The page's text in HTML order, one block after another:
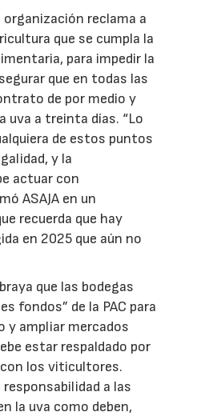
reclama a
que se cumpla la
para impedir la
que en todas las
de por medio y
uva a treinta días. “Lo
de estos puntos
y la
actuar con
ASAJA en un
recuerda que hay
en 2025 que aún no
que las bodegas
fondos” de la PAC para
y ampliar mercados
estar respaldado por
los viticultores.
a las
la uva como deben,